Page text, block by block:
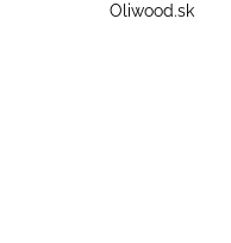
Oliwood.sk